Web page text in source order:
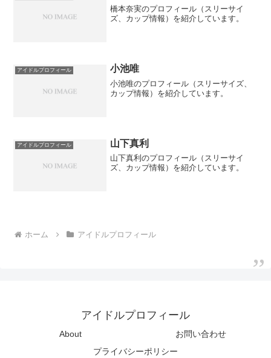
橋本奈実のプロフィール（スリーサイ
ズ、カップ情報）を紹介しています。
アイドルプロフィール 小池唯
小池唯のプロフィール（スリーサイズ、
カップ情報）を紹介しています。
アイドルプロフィール 山下真利
山下真利のプロフィール（スリーサイ
ズ、カップ情報）を紹介しています。
ホーム アイドルプロフィール
アイドルプロフィール
About
お問い合わせ
プライバシーポリシー